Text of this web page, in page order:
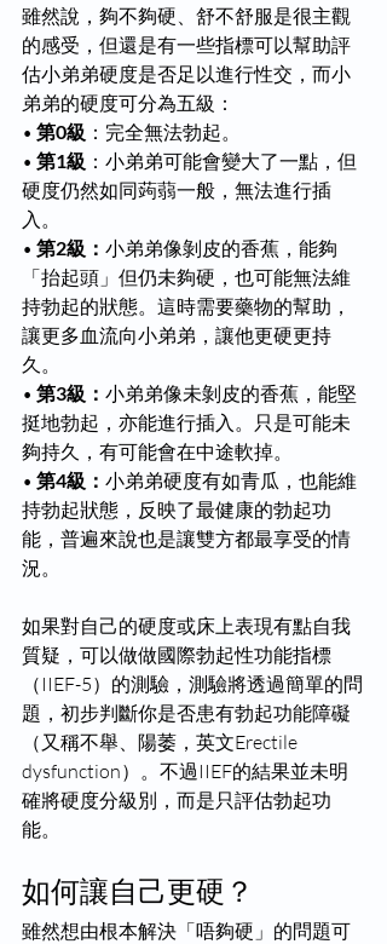
雖然說，夠不夠硬、舒不舒服是很主觀
的感受，但還是有一些指標可以幫助評
估小弟弟硬度是否足以進行性交，而小
弟弟的硬度可分為五級：
• 第0級 ：完全無法勃起。
• 第1級 ：小弟弟可能會變大了一點，但
硬度仍然如同蒟蒻一般，無法進行插
入。
• 第2級： 小弟弟像剝皮的香蕉，能夠
「抬起頭」但仍未夠硬，也可能無法維
持勃起的狀態。這時需要藥物的幫助，
讓更多血流向小弟弟，讓他更硬更持
久。
• 第3級： 小弟弟像未剝皮的香蕉，能堅
挺地勃起，亦能進行插入。只是可能未
夠持久，有可能會在中途軟掉。
• 第4級： 小弟弟硬度有如青瓜，也能維
持勃起狀態，反映了最健康的勃起功
能，普遍來說也是讓雙方都最享受的情
況。
如果對自己的硬度或床上表現有點自我
質疑，可以做做國際勃起性功能指標
（IIEF-5）的測驗，測驗將透過簡單的問
題，初步判斷你是否患有勃起功能障礙
（又稱不舉、陽萎，英文Erectile
dysfunction）。不過IIEF的結果並未明
確將硬度分級別，而是只評估勃起功
能。
如何讓自己更硬？
雖然想由根本解決「唔夠硬」的問題可